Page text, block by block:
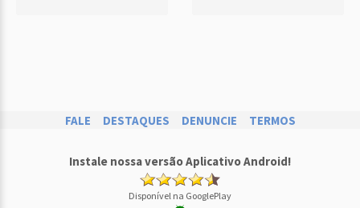
FALE DESTAQUES DENUNCIE TERMOS
Instale nossa versão Aplicativo Android!
Disponível na GooglePlay